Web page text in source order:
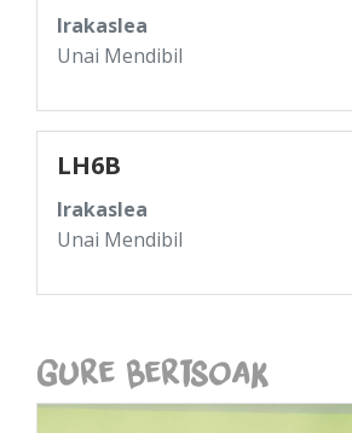
Irakaslea
Unai Mendibil
LH6B
Irakaslea
Unai Mendibil
Gure Bertsoak